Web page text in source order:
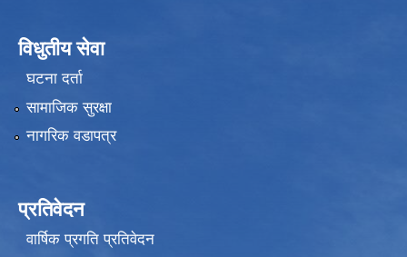
विधुतीय सेवा
घटना दर्ता
सामाजिक सुरक्षा
नागरिक वडापत्र
प्रतिवेदन
वार्षिक प्रगति प्रतिवेदन